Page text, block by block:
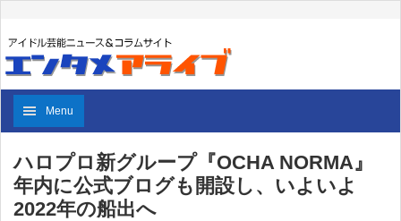
Menu
ハロプロ新グループ『OCHA NORMA』
年内に公式ブログも開設し、いよいよ
2022年の船出へ